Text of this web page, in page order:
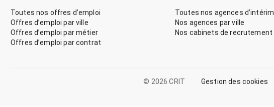
Toutes nos offres d’emploi
Offres d’emploi par ville
Offres d’emploi par métier
Offres d’emploi par contrat
Toutes nos agences d’intérim
Nos agences par ville
Nos cabinets de recrutement
© 2026 CRIT Gestion des cookies